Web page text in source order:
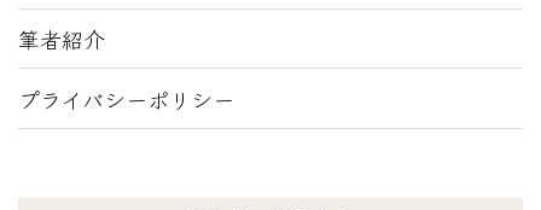
筆者紹介
プライバシーポリシー